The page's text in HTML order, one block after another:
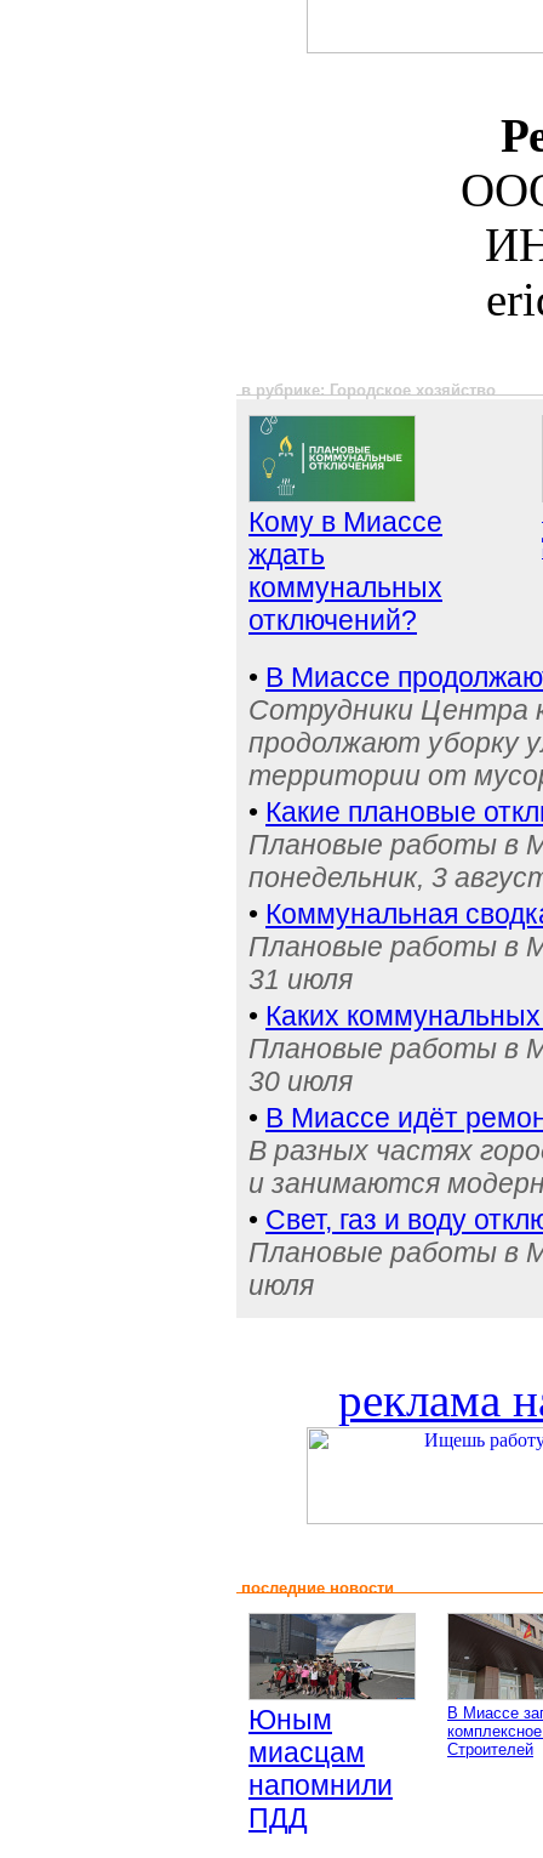
в рубрике: Городское хозяйство
Кому в Миассе
ждать
коммунальных
отключений?
• В Миассе
Сотрудники Центра
продолжают уборку
территории от
• Какие плановые
Плановые работы в
понедельник, 3
• Коммунальная
Плановые работы в
31 июля
• Каких
Плановые работы в
30 июля
• В Миассе идёт
В разных частях
и занимаются
• Свет, газ и воду
Плановые работы в
июля
реклама
последние новости
Юным
миасцам
напомнили
ПДД
В Миассе
Строителей